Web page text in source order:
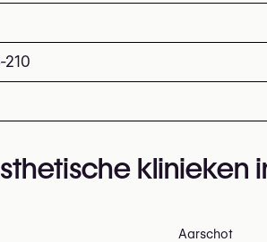
210
klinieken
Aarschot